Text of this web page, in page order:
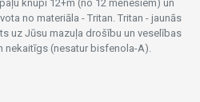
knupi 12+m (no 12 mēnešiem) un
no materiāla - Tritan. Tritan - jaunās
uz Jūsu mazuļa drošību un veselības
nekaitīgs (nesatur bisfenola-A).